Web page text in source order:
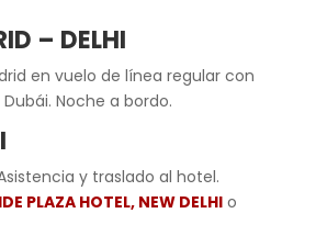
– DELHI
en vuelo de línea regular con
Noche a bordo.
y traslado al hotel.
PLAZA HOTEL, NEW DELHIo